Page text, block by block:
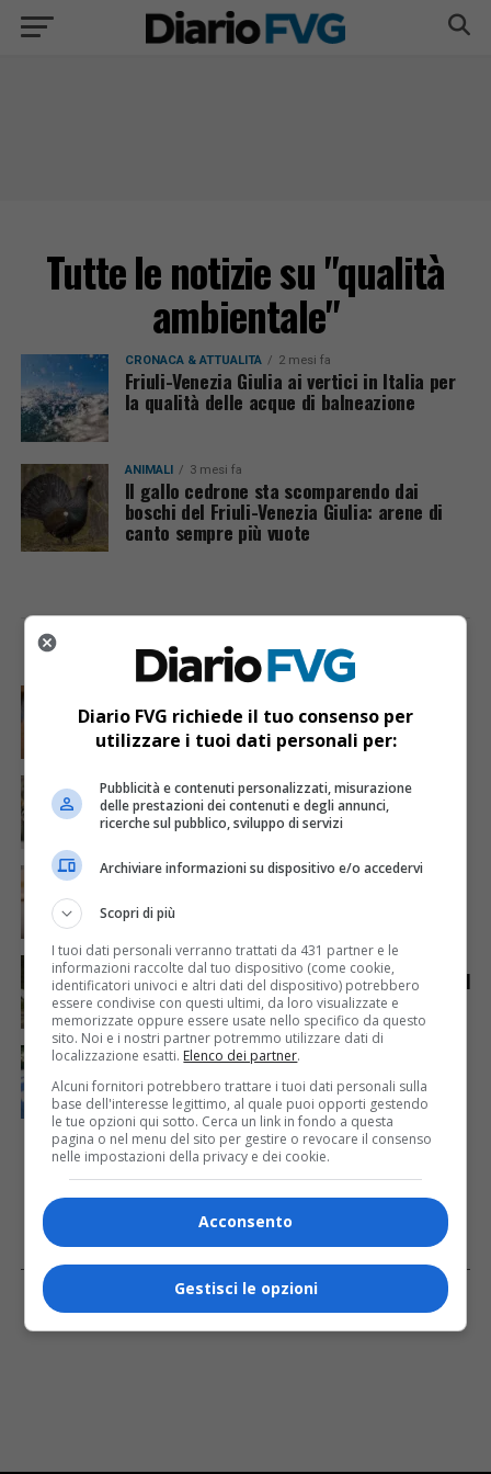
Tutte le notizie su "qualità
ambientale"
CRONACA & ATTUALITÀ 2 mesi fa
Friuli-Venezia Giulia ai vertici in Italia per
la qualità delle acque di balneazione
ANIMALI 3 mesi fa
Il gallo cedrone sta scomparendo dai
boschi del Friuli-Venezia Giulia: arene di
canto sempre più vuote
I PIÙ VISTI ULTIME NOTIZIE
Mostravano vacanze e vestiti firmati sui social:
dietro il lusso un traffico di droga da milioni
CRONACA & ATTUALITÀ 2 giorni fa
Acqua da usare con cautela nell’Udinese: ecco tutte
le frazioni sotto osservazione
CRONACA & ATTUALITÀ 3 giorni fa
folgorazione alle Ferriere Nord di Osoppo
ANIMALI 7 giorni fa
Gorizia-Budapest in carrozza, viaggio annullato per il
caldo: esplode la polemica sui cavalli
CRONACA & ATTUALITÀ 1 giorno fa
Arrivano 142 nuovi poliziotti in Friuli-Venezia Giulia:
61 saranno assegnati a Trieste
Facebook
Diario FVG richiede il tuo consenso per
utilizzare i tuoi dati personali per:
Pubblicità e contenuti personalizzati, misurazione
delle prestazioni dei contenuti e degli annunci,
ricerche sul pubblico, sviluppo di servizi
Archiviare informazioni su dispositivo e/o accedervi
Scopri di più
I tuoi dati personali verranno trattati da 431 partner e le
informazioni raccolte dal tuo dispositivo (come cookie,
identificatori univoci e altri dati del dispositivo) potrebbero
essere condivise con questi ultimi, da loro visualizzate e
memorizzate oppure essere usate nello specifico da questo
sito. Noi e i nostri partner potremmo utilizzare dati di
localizzazione esatti. Elenco dei partner.
Alcuni fornitori potrebbero trattare i tuoi dati personali sulla
base dell'interesse legittimo, al quale puoi opporti gestendo
le tue opzioni qui sotto. Cerca un link in fondo a questa
pagina o nel menu del sito per gestire o revocare il consenso
nelle impostazioni della privacy e dei cookie.
Acconsento
Gestisci le opzioni